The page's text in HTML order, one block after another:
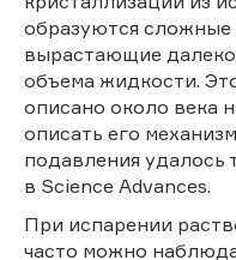
образуются сложные
вырастающие
объема жидкости.
описано около века
описать его
подавления удалось
в Science Advances.
При испарении
часто можно